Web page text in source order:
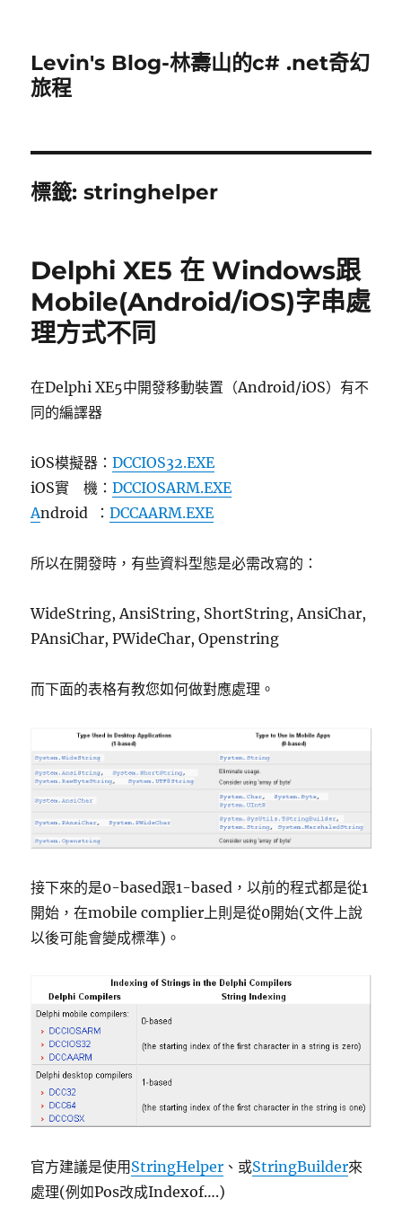
Levin's Blog-林壽山的c# .net奇幻
旅程
標籤:stringhelper
Delphi XE5 在 Windows跟
Mobile(Android/iOS)字串處
理方式不同
在Delphi XE5中開發移動裝置（Android/iOS）有不
同的編譯器
iOS模擬器：DCCIOS32.EXE
iOS實 機：DCCIOSARM.EXE
Android ：DCCAARM.EXE
所以在開發時，有些資料型態是必需改寫的：
WideString, AnsiString, ShortString, AnsiChar,
PAnsiChar, PWideChar, Openstring
而下面的表格有教您如何做對應處理。
接下來的是0-based跟1-based，以前的程式都是從1
開始，在mobile complier上則是從0開始(文件上說
以後可能會變成標準)。
官方建議是使用 StringHelper 、或StringBuilder來
處理(例如Pos改成Indexof….)